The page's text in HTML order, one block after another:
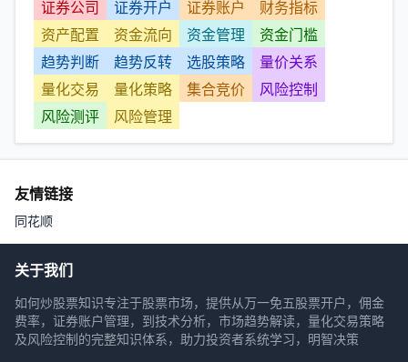
证券公司
证券开户 证券账户
财务指标
资产配置
资金流向 资金管理
资金门槛
趋势判断
趋势反转 选股策略
量价关系
量化交易
量化策略 集合竞价
风险控制
风险测评
风险管理
友情链接
同花顺
关于我们
如何炒股票知识专注于股票市场，提供从万一免五股票开户，佣金
费率，证券账户管理，到技术分析，市场趋势解读，量化交易策略
及风险控制的完整知识体系，助力投资者系统学习，明智决策